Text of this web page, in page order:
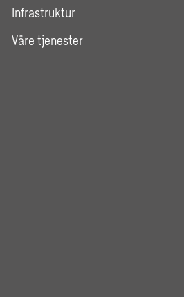
Infrastruktur
Våre tjenester